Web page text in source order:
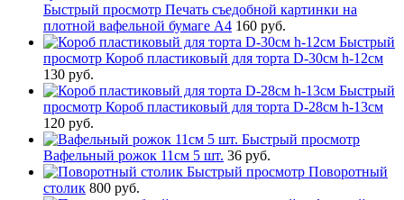
Быстрый просмотр Печать съедобной картинки на
плотной вафельной бумаге А4 160 руб.
Быстрый
просмотр Короб пластиковый для торта D-30см h-12см
130 руб.
Быстрый
просмотр Короб пластиковый для торта D-28см h-13см
120 руб.
Быстрый просмотр
Вафельный рожок 11см 5 шт. 36 руб.
Быстрый просмотр Поворотный
столик 800 руб.